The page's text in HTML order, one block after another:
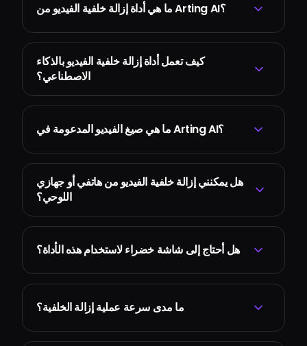
ما هي أداة إزالة خلفية الفيديو من Arting AI؟
كيف تعمل أداة إزالة خلفية الفيديو بالذكاء
الاصطناعي؟
ما هي صيغ الفيديو المدعومة في Arting AI؟
هل يمكنني إزالة خلفية الفيديو من هاتفي أو جهازي
اللوحي؟
هل أحتاج إلى شاشة خضراء لاستخدام هذه الأداة؟
ما مدى سرعة عملية إزالة الخلفية؟